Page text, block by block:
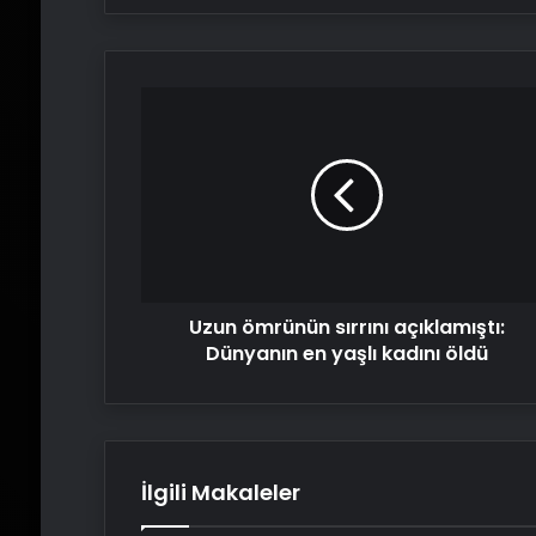
Uzun ömrünün sırrını açıklamıştı:
Dünyanın en yaşlı kadını öldü
İlgili Makaleler